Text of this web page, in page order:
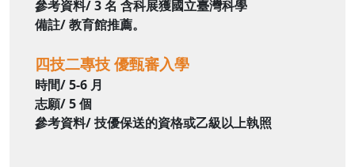
參考資料/ 3 名 含科展獲國立臺灣科學
備註/ 教育館推薦。
四技二專技 優甄審入學
時間/ 5-6 月
志願/ 5 個
參考資料/ 技優保送的資格或乙級以上執照